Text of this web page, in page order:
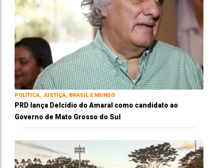
POLÍTICA, JUSTIÇA, BRASIL E MUNDO
PRD lança Delcídio do Amaral como candidato ao
Governo de Mato Grosso do Sul